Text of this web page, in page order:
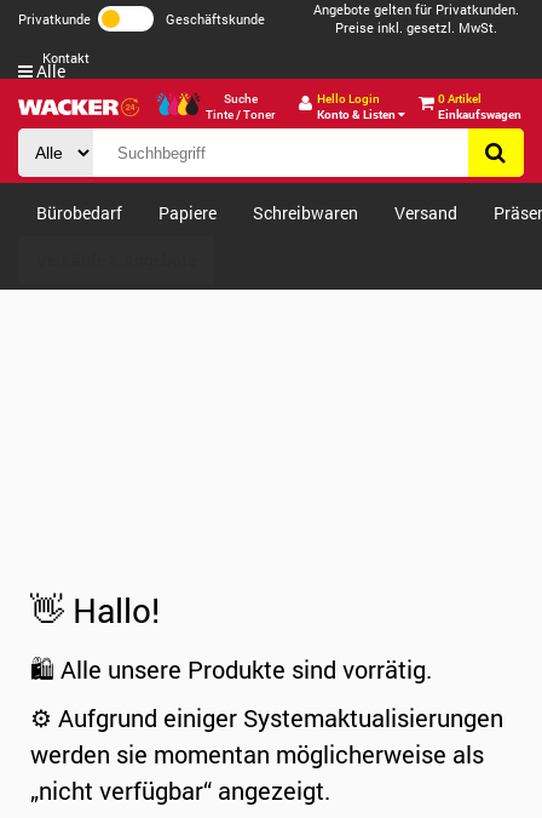
Privatkunde Geschäftskunde
Angebote gelten für Privatkunden.
Preise inkl. gesetzl. MwSt.
Kontakt
Suche
Tinte / Toner
Hello Login
Konto & Listen
0 Artikel
Einkaufswagen
Alle
Bürobedarf Papiere Schreibwaren Versand
👋 Hallo!
🛍️ Alle unsere Produkte sind vorrätig.
⚙️ Aufgrund einiger Systemaktualisierungen
werden sie momentan möglicherweise als
„nicht verfügbar“ angezeigt.